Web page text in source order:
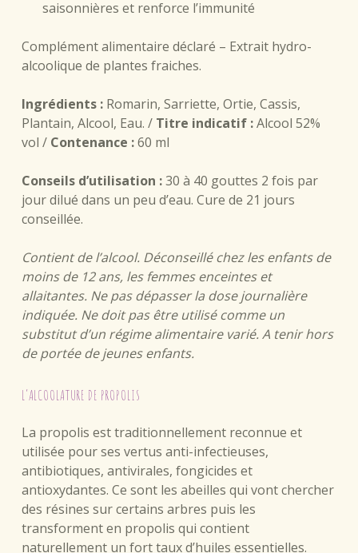
saisonnières et renforce l’immunité
Complément alimentaire déclaré – Extrait hydro-
alcoolique de plantes fraiches.
Ingrédients :Romarin, Sarriette, Ortie, Cassis,
Plantain, Alcool, Eau. / Titre indicatif :Alcool 52%
vol / Contenance :60 ml
Conseils d’utilisation :30 à 40 gouttes 2 fois par
jour dilué dans un peu d’eau. Cure de 21 jours
conseillée.
Contient de l’alcool. Déconseillé chez les enfants de
moins de 12 ans, les femmes enceintes et
allaitantes. Ne pas dépasser la dose journalière
indiquée. Ne doit pas être utilisé comme un
substitut d’un régime alimentaire varié. A tenir hors
de portée de jeunes enfants.
L’ALCOOLATURE DE PROPOLIS
La propolis est traditionnellement reconnue et
utilisée pour ses vertus anti-infectieuses,
antibiotiques, antivirales, fongicides et
antioxydantes. Ce sont les abeilles qui vont chercher
des résines sur certains arbres puis les
transforment en propolis qui contient
naturellement un fort taux d’huiles essentielles.